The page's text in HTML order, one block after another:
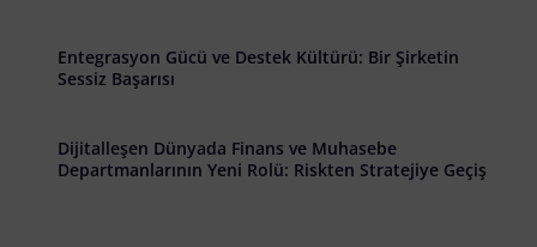
Entegrasyon Gücü ve Destek Kültürü: Bir Şirketin
Sessiz Başarısı
Dijitalleşen Dünyada Finans ve Muhasebe
Departmanlarının Yeni Rolü: Riskten Stratejiye Geçiş